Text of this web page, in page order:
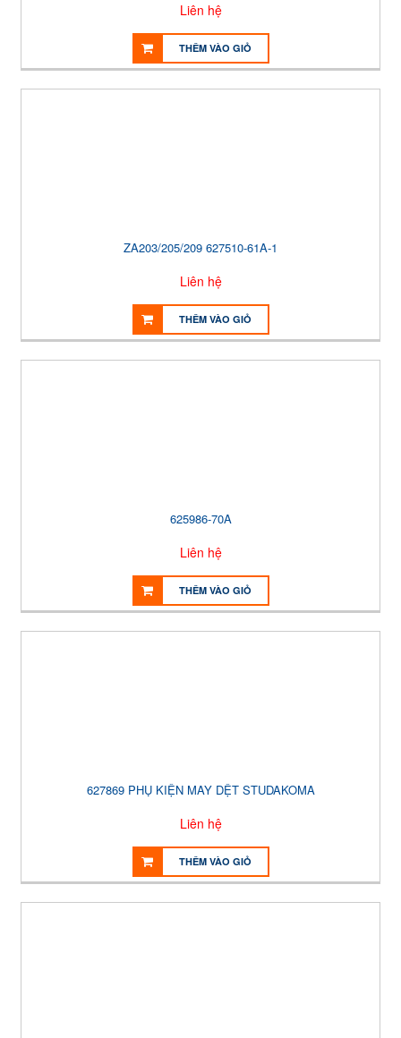
Liên hệ
THÊM VÀO GIỎ
ZA203/205/209 627510-61A-1
Liên hệ
THÊM VÀO GIỎ
625986-70A
Liên hệ
THÊM VÀO GIỎ
627869 PHỤ KIỆN MAY DỆT STUDAKOMA
Liên hệ
THÊM VÀO GIỎ